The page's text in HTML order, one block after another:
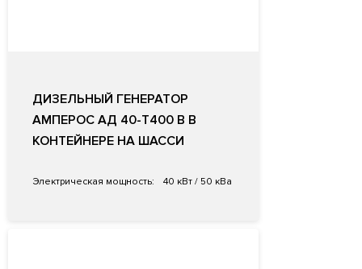
ДИЗЕЛЬНЫЙ ГЕНЕРАТОР
АМПЕРОС АД 40-Т400 B В
КОНТЕЙНЕРЕ НА ШАССИ
Электрическая мощность: 40 кВт / 50 кВа